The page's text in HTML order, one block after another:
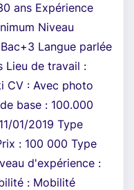
ans Expérience
Niveau
Langue parlée
Lieu de travail :
CV : Avec photo
base : 100.000
01/2019 Type
: 100 000 Type
d'expérience :
: Mobilité